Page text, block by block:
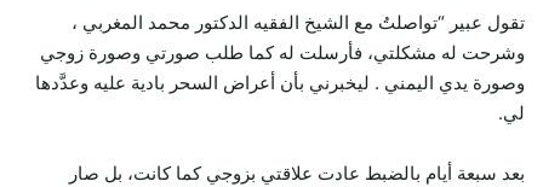
تقول عبير “تواصلتُ مع الشيخ الفقيه الدكتور محمد المغربي ،
وشرحت له مشكلتي، فأرسلت له كما طلب صورتي وصورة زوجي
وصورة يدي اليمني . ليخبرني بأن أعراض السحر بادية عليه وعدَّدها
لي.
بعد سبعة أيام بالضبط عادت علاقتي بزوجي كما كانت، بل صار